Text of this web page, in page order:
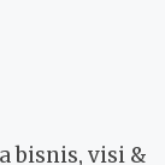
bisnis, visi &